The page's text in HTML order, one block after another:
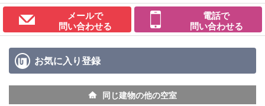
メールで
問い合わせる
電話で
問い合わせる
お気に入り登録
同じ建物の他の空室